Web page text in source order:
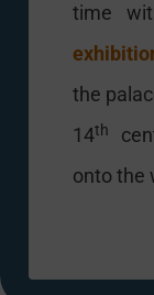
time
the
14th
onto the